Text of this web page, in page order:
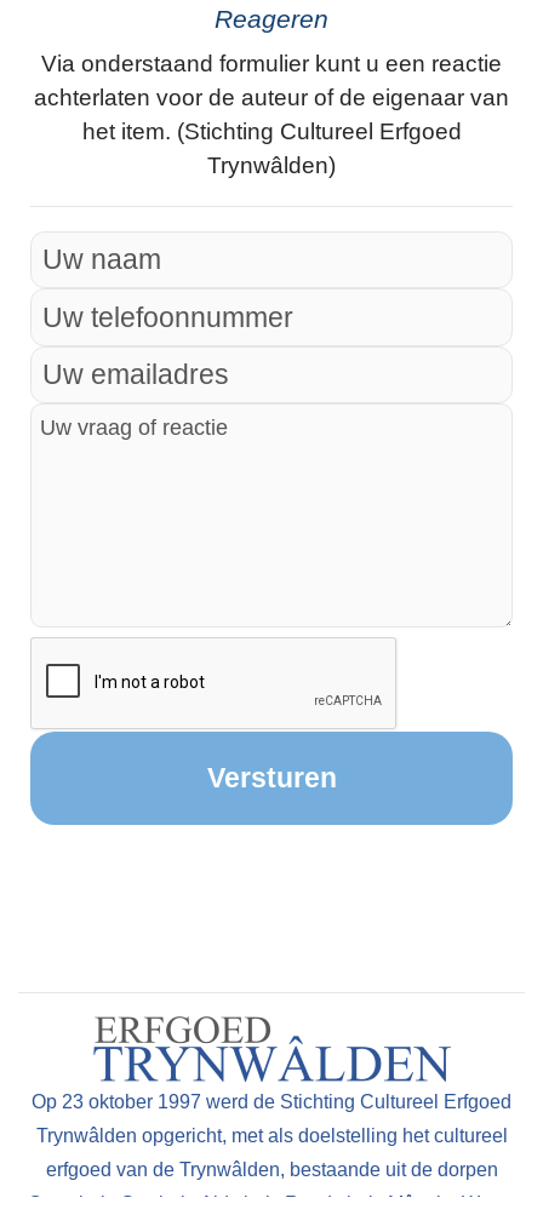
Reageren
Via onderstaand formulier kunt u een reactie
achterlaten voor de auteur of de eigenaar van
het item. (Stichting Cultureel Erfgoed
Trynwâlden)
Op 23 oktober 1997 werd de Stichting Cultureel Erfgoed
Trynwâlden opgericht, met als doelstelling het cultureel
erfgoed van de Trynwâlden, bestaande uit de dorpen
Oentsjerk, Gytsjerk, Aldtsjerk, Readtsjerk, Mûnein, Wyns,